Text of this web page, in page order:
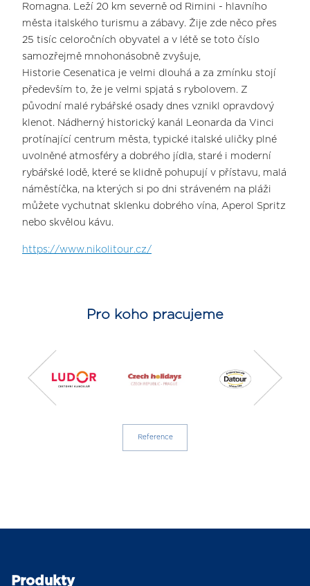
Romagna. Leží 20 km severně od Rimini - hlavního
města italského turismu a zábavy. Žije zde něco přes
25 tisíc celoročních obyvatel a v létě se toto číslo
samozřejmě mnohonásobně zvyšuje,
Historie Cesenatica je velmi dlouhá a za zmínku stojí
především to, že je velmi spjatá s rybolovem. Z
původní malé rybářské osady dnes vznikl opravdový
klenot. Nádherný historický kanál Leonarda da Vinci
protínající centrum města, typické italské uličky plné
uvolněné atmosféry a dobrého jídla, staré i moderní
rybářské lodě, které se klidně pohupují v přístavu, malá
náměstíčka, na kterých si po dni stráveném na pláži
můžete vychutnat sklenku dobrého vína, Aperol Spritz
nebo skvělou kávu.
https://www.nikolitour.cz/
Pro koho pracujeme
Reference
Produkty